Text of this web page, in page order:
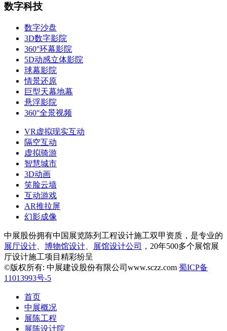
数字科技
数字沙盘
3D数字影院
360°环幕影院
5D动感立体影院
球幕影院
情景还原
巨型天幕地幕
悬浮影院
360°全景视频
VR虚拟现实互动
隔空互动
虚拟骑游
智慧城市
3D动画
笑脸云墙
互动游戏
AR推拉屏
幻影成像
中展股份拥有中国展览陈列工程设计施工双甲资质，是专业的
展厅设计
博物馆设计 展馆设计公司
，20年500多个展馆展
厅设计施工项目精彩纷呈
©版权所有: 中展建设股份有限公司www.sczz.com 蜀ICP备
11013993号-5
首页
中展概况
展陈工程
展陈设计院